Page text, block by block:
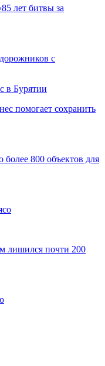
лет битвы за
с
в Бурятии
помогает сохранить
800 объектов для
лишился почти 200